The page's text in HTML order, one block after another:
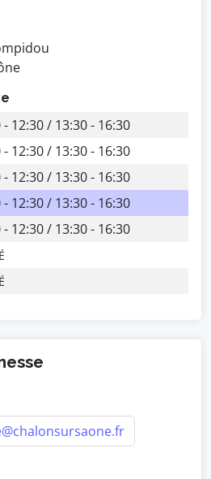
- 12:30 / 13:30 - 16:30
- 12:30 / 13:30 - 16:30
- 12:30 / 13:30 - 16:30
- 12:30 / 13:30 - 16:30
- 12:30 / 13:30 - 16:30